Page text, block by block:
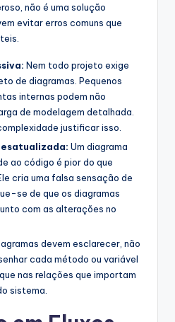
não é uma solução
evitar erros comuns que
Nem todo projeto exige
de diagramas. Pequenos
internas podem não
de modelagem detalhada.
justificar isso.
Um diagrama
ao código é pior do que
cria uma falsa sensação de
se de que os diagramas
com as alterações no
devem esclarecer, não
cada método ou variável
nas relações que importam
sistema.